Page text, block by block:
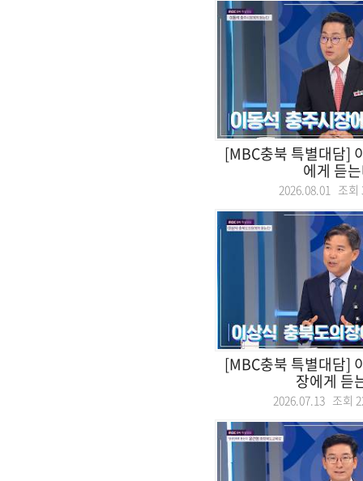
[MBC충북 특별대담]
에게 듣
2026.08.01 조회
[MBC충북 특별대담]
장에게 듣
2026.07.13 조회